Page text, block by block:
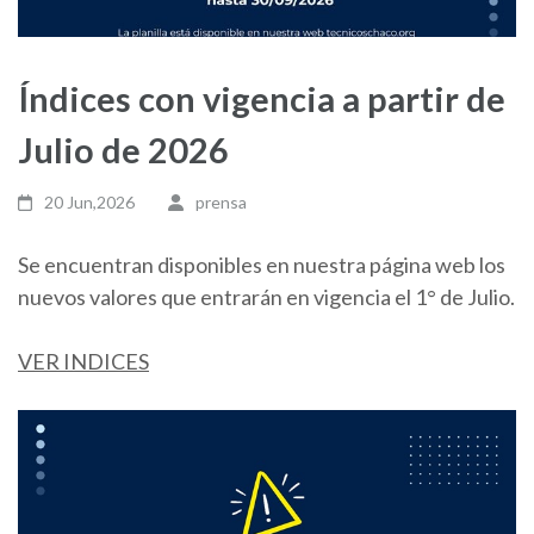
Índices con vigencia a partir de
Julio de 2026
20 Jun,2026 prensa
Se encuentran disponibles en nuestra página web los
nuevos valores que entrarán en vigencia el 1° de Julio.
VER INDICES